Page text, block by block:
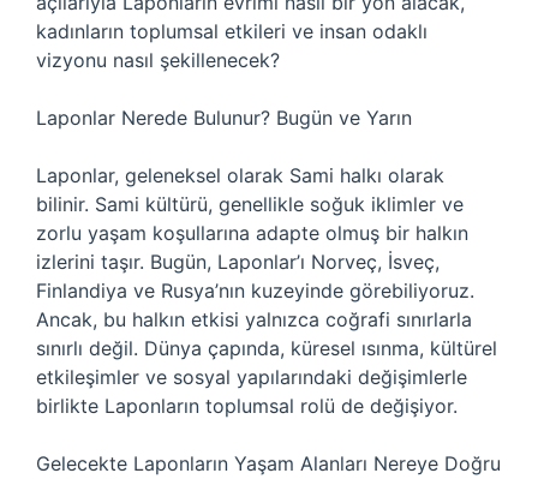
kadınların toplumsal etkileri ve insan odaklı
vizyonu nasıl şekillenecek?
Laponlar Nerede Bulunur? Bugün ve Yarın
Laponlar, geleneksel olarak Sami halkı olarak
bilinir. Sami kültürü, genellikle soğuk iklimler ve
zorlu yaşam koşullarına adapte olmuş bir halkın
izlerini taşır. Bugün, Laponlar’ı Norveç, İsveç,
Finlandiya ve Rusya’nın kuzeyinde görebiliyoruz.
Ancak, bu halkın etkisi yalnızca coğrafi sınırlarla
sınırlı değil. Dünya çapında, küresel ısınma, kültürel
etkileşimler ve sosyal yapılarındaki değişimlerle
birlikte Laponların toplumsal rolü de değişiyor.
Gelecekte Laponların Yaşam Alanları Nereye Doğru